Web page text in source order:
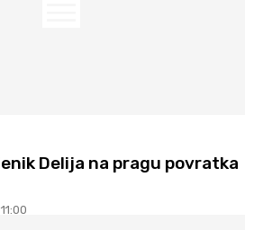
Delija na pragu povratka